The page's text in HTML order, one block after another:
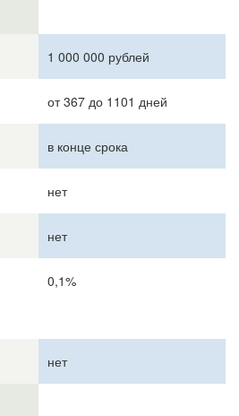
1 000 000 рублей
от 367 до 1101 дней
в конце срока
нет
нет
0,1%
нет